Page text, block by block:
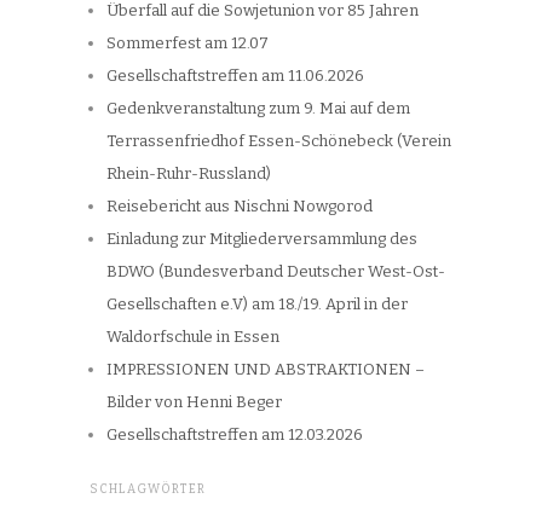
Überfall auf die Sowjetunion vor 85 Jahren
Sommerfest am 12.07
Gesellschaftstreffen am 11.06.2026
Gedenkveranstaltung zum 9. Mai auf dem
Terrassenfriedhof Essen-Schönebeck (Verein
Rhein-Ruhr-Russland)
Reisebericht aus Nischni Nowgorod
Einladung zur Mitgliederversammlung des
BDWO (Bundesverband Deutscher West-Ost-
Gesellschaften e.V) am 18./19. April in der
Waldorfschule in Essen
IMPRESSIONEN UND ABSTRAKTIONEN –
Bilder von Henni Beger
Gesellschaftstreffen am 12.03.2026
SCHLAGWÖRTER